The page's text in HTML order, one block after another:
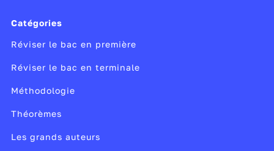
Catégories
Réviser le bac en première
Réviser le bac en terminale
Méthodologie
Théorèmes
Les grands auteurs